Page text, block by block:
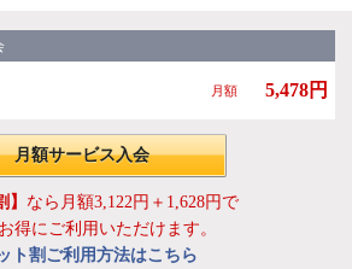
月額 5,478円
月額サービス入会
】 なら月額3,122円＋1,628円で
得にご利用いただけます。
ト割ご利用方法はこちら